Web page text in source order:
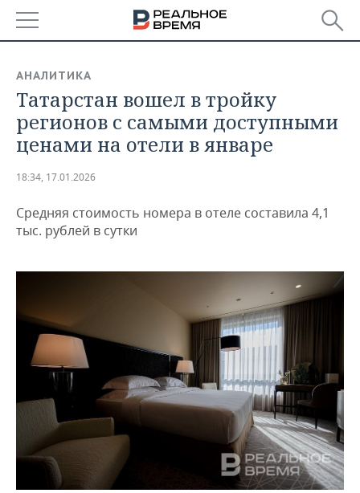
БАШКОРТОСТАН
ТАТАРСТАН
НОВОСТИ
АНАЛИТИКА
ДЕКЛАРАЦИИ О ДОХОДАХ
КОРОЛИ ГОСЗАКАЗА ПФО
КОМУ ПРИНАДЛЕЖАТ
ТОРГОВЫЕ ЦЕНТРЫ
ТАТАРСТАНА
НОВОСТИ ЭКОНОМИКИ
ФИНАНСЫ
БЮДЖЕТ
ИНВЕСТИЦИИ
ПРОМЫШЛЕННОСТЬ
НОВОСТИ
МАШИНОСТРОЕНИЕ
НЕФТЕХИМИЯ
НЕФТЬ
ОПК
ЭНЕРГЕТИКА
НЕДВИЖИМОСТЬ
НОВОСТИ АВТО
БИЗНЕС
НОВОСТИ БИЗНЕСА
РОЗНИЧНАЯ ТОРГОВЛЯ
ТРАНСПОРТ
УСЛУГИ
ТЕХНОЛОГИИ
НОВОСТИ ТЕХНОЛОГИЙ
МЕДИА
МЕРОПРИЯТИЯ
НОВОСТИ МЕРОПРИЯТИЙ
ВЫЕЗДНАЯ РЕДАКЦИЯ
СПОРТ
НОВОСТИ СПОРТА
ОБЩЕСТВО
АНАЛИТИКА
Татарстан вошел в тройку
регионов с самыми доступными
ценами на отели в январе
18:34, 17.01.2026
Средняя стоимость номера в отеле составила 4,1
тыс. рублей в сутки